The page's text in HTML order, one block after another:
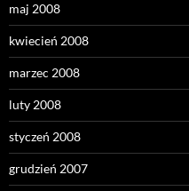
maj 2008
kwiecień 2008
marzec 2008
luty 2008
styczeń 2008
grudzień 2007